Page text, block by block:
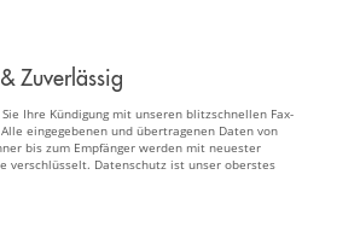
Zuverlässig
Ihre Kündigung mit unseren blitzschnellen Fax-
eingegebenen und übertragenen Daten von
bis zum Empfänger werden mit neuester
verschlüsselt. Datenschutz ist unser oberstes